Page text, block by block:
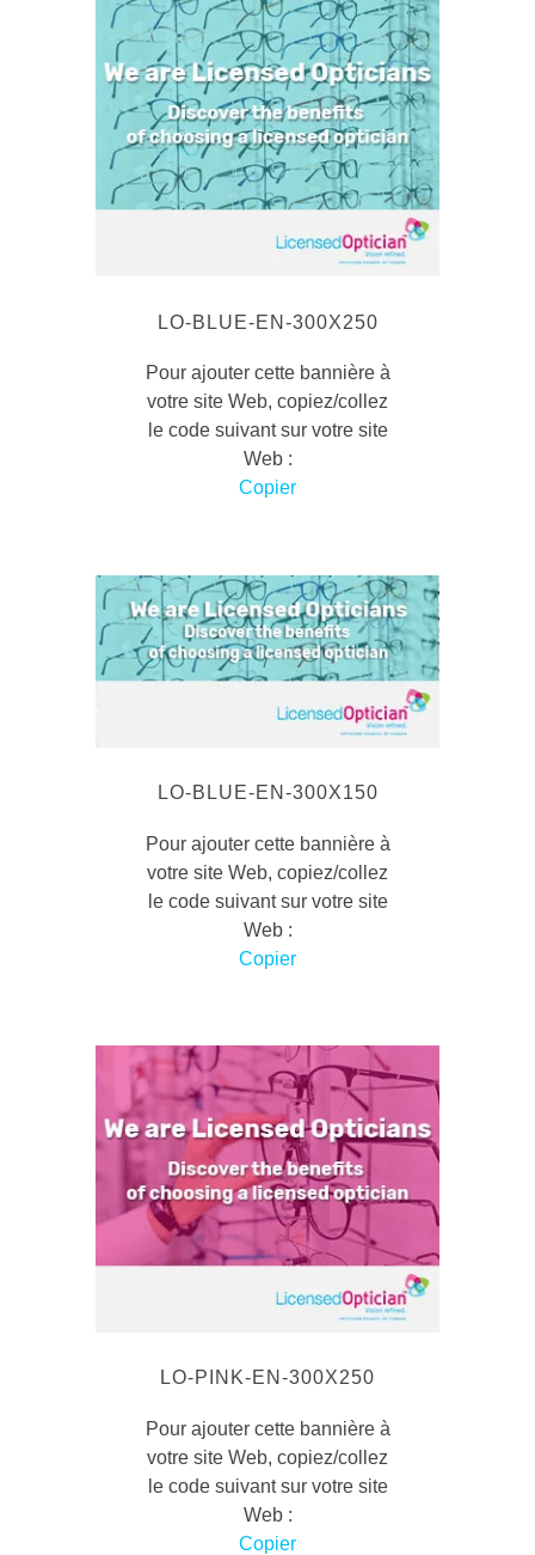
LO-BLUE-EN-300X250
Pour ajouter cette bannière à
votre site Web, copiez/collez
le code suivant sur votre site
Web :
Copier
LO-BLUE-EN-300X150
Pour ajouter cette bannière à
votre site Web, copiez/collez
le code suivant sur votre site
Web :
Copier
LO-PINK-EN-300X250
Pour ajouter cette bannière à
votre site Web, copiez/collez
le code suivant sur votre site
Web :
Copier